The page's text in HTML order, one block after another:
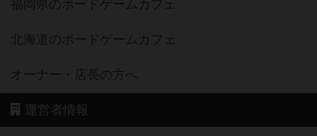
福岡県のボードゲームカフェ
北海道のボードゲームカフェ
オーナー・店長の方へ
運営者情報